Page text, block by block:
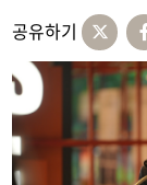
공유하기